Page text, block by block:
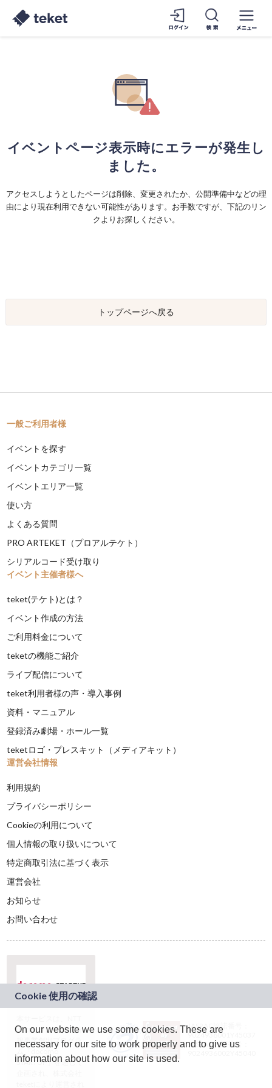
イベントページ表示時にエラーが発生し
ました。
アクセスしようとしたページは削除、変更されたか、公開準備中などの理
由により現在利用できない可能性があります。お手数ですが、下記のリン
クよりお探しください。
トップページへ戻る
一般ご利用者様
イベントを探す
イベントカテゴリ一覧
イベントエリア一覧
使い方
よくある質問
PRO ARTEKET（プロアルテケト）
シリアルコード受け取り
イベント主催者様へ
teket(テケト)とは？
イベント作成の方法
ご利用料金について
teketの機能ご紹介
ライブ配信について
teket利用者様の声・導入事例
資料・マニュアル
登録済み劇場・ホール一覧
teketロゴ・プレスキット（メディアキット）
運営会社情報
利用規約
プライバシーポリシー
Cookieの利用について
個人情報の取り扱いについて
特定商取引法に基づく表示
運営会社
お知らせ
お問い合わせ
ドコモグループの新
規事業創出プログラ
ム「docomo
STARTUP」を通じて
JASRAC許諾番号：
9024936001Y45037
JASRAC許諾番号：
On our website we use some cookies. These are
necessary for our site to work properly and to give us
information about how our site is used.